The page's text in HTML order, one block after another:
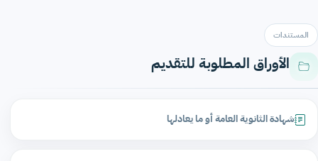
المستندات
الأوراق المطلوبة للتقديم
شهادة الثانوية العامة أو ما يعادلها